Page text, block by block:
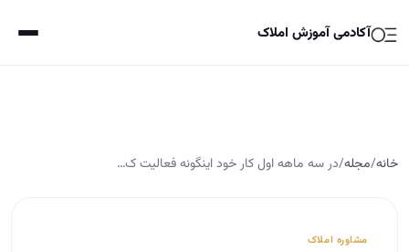
آکادمی آموزش املاک
خانه/مجله/در سه ماهه اول کار خود اینگونه فعالیت ک…
مشاوره املاک